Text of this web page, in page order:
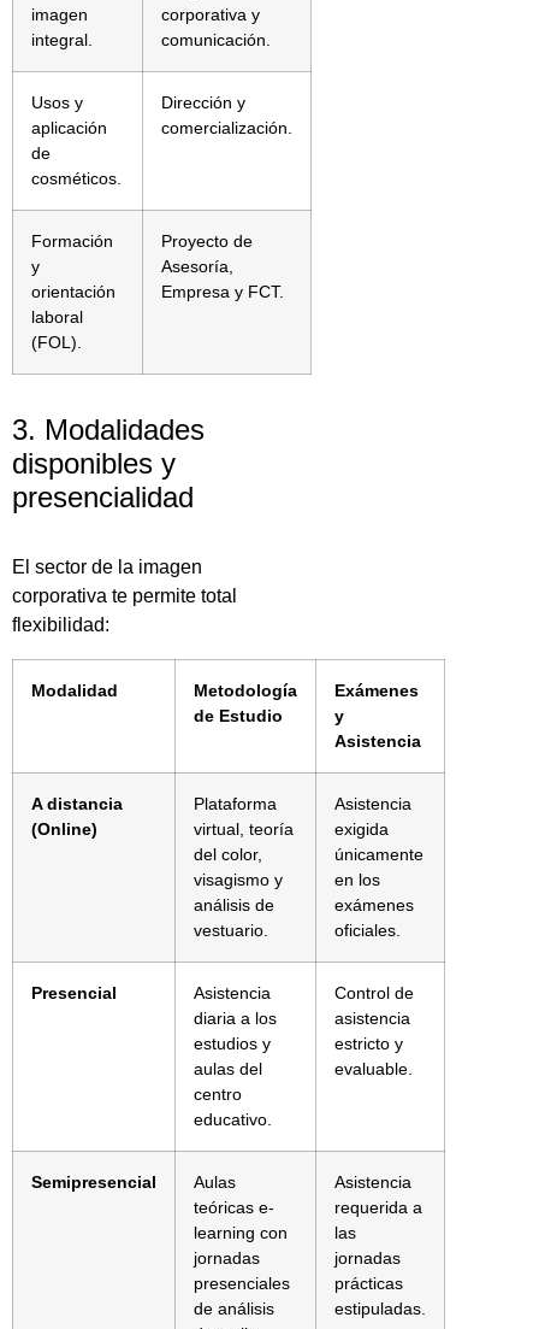
imagen
integral.
corporativa y
comunicación.
Usos y
aplicación
de
cosméticos.
Dirección y
comercialización.
Formación
y
orientación
laboral
(FOL).
Proyecto de
Asesoría,
Empresa y FCT.
3. Modalidades
disponibles y
presencialidad
El sector de la imagen
corporativa te permite total
flexibilidad:
Modalidad
Metodología
de Estudio
Exámenes
y
Asistencia
A distancia
(Online)
Plataforma
virtual, teoría
del color,
visagismo y
análisis de
vestuario.
Asistencia
exigida
únicamente
en los
exámenes
oficiales.
Presencial
Asistencia
diaria a los
estudios y
aulas del
centro
educativo.
Control de
asistencia
estricto y
evaluable.
Semipresencial
Aulas
teóricas e-
learning con
jornadas
presenciales
de análisis
Asistencia
requerida a
las
jornadas
prácticas
estipuladas.